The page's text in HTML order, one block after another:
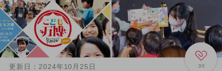
30
更新日： 2024年10月25日